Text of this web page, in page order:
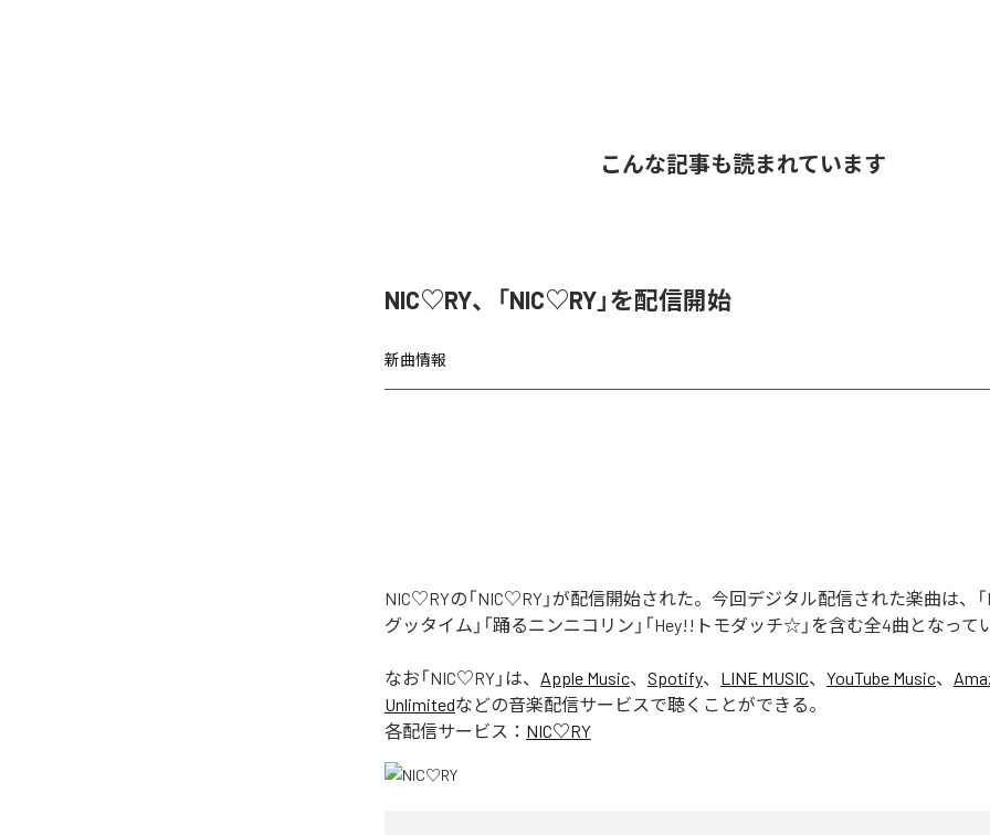
こんな記事も読まれています
NIC♡RY、「NIC♡RY」を配信開始
新曲情報
NIC♡RYの「NIC♡RY」が配信開始された。今回デジタル配信された楽曲は、「
グッタイム」「踊るニンニコリン」「Hey!!トモダッチ☆」を含む全4曲となって
なお「NIC♡RY 」は、 Apple Music、 Spotify、 LINE MUSIC、 YouTube Music、
Unlimitedなどの音楽配信サービスで聴くことができる。
各配信サービス： NIC♡RY